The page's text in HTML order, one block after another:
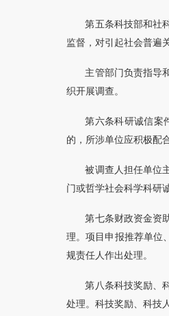
第五条科技部和社
监督，对引起社会普遍
主管部门负责指导
织开展调查。
第六条科研诚信案
的，所涉单位应积极配
被调查人担任单位
门或哲学社会科学科研
第七条财政资金资
理。项目申报推荐单位
规责任人作出处理。
第八条科技奖励、
处理。科技奖励、科技